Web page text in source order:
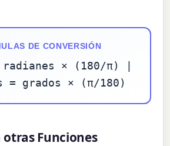
DE CONVERSIÓN
radianes × (180/π) |
= grados × (π/180)
otras Funciones